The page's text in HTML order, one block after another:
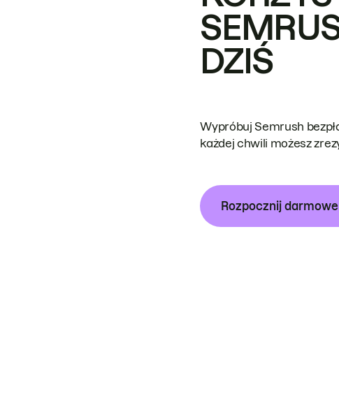
DZIŚ
Wypróbuj Semrush
każdej chwili możesz
Rozpocznij